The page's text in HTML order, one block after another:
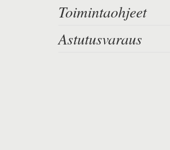
Toimintaohjeet
Astutusvaraus